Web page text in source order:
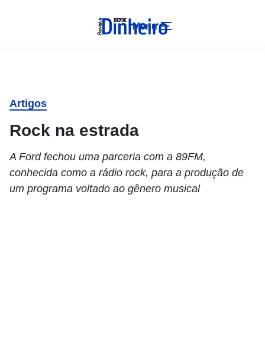
Menu
Artigos
Rock na estrada
A Ford fechou uma parceria com a 89FM,
conhecida como a rádio rock, para a produção de
um programa voltado ao gênero musical